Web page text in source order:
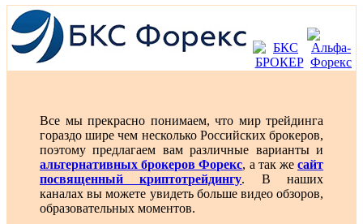
Все мы прекрасно понимаем, что мир трейдинга
гораздо шире чем несколько Российских брокеров,
поэтому предлагаем вам различные варианты и
альтернативных брокеров Форекс, а так жесайт
посвященный криптотрейдингу. В наших
каналах вы можете увидеть больше видео обзоров,
образовательных моментов.